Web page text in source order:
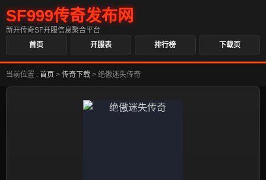
SF999传奇发布网
新开传奇SF开服信息聚合平台
首页
开服表 排行榜 下载页
当前位置 : 首页 > 传奇下载 > 绝傲迷失传奇